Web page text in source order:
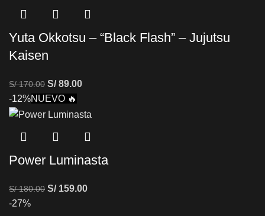
Yuta Okkotsu – “Black Flash” – Jujutsu
Kaisen
S/170.00 S/89.00
-12%NUEVO 🔥
Power Luminasta
S/180.00 S/159.00
-27%